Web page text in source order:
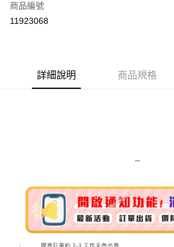
超商取貨付款
街口支付
全家取貨付款
每筆NT$80，滿NT$999(含以上)免運費
商品編號
11923068
詳細說明 商品規格
--